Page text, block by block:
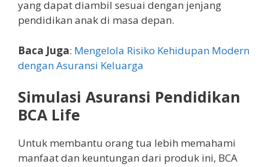
yang dapat diambil sesuai dengan jenjang
pendidikan anak di masa depan.
Baca Juga: Mengelola Risiko Kehidupan Modern
dengan Asuransi Keluarga
Simulasi Asuransi Pendidikan
BCA Life
Untuk membantu orang tua lebih memahami
manfaat dan keuntungan dari produk ini, BCA